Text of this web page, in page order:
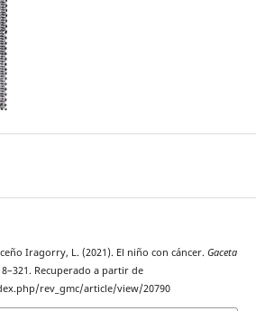
Iragorry, L. (2021). El niño con cáncer. Gaceta
Recuperado a partir de
rev_gmc/article/view/20790